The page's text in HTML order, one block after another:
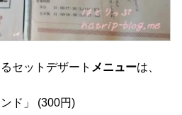
セットデザート メニューは、
ド」 (300円)